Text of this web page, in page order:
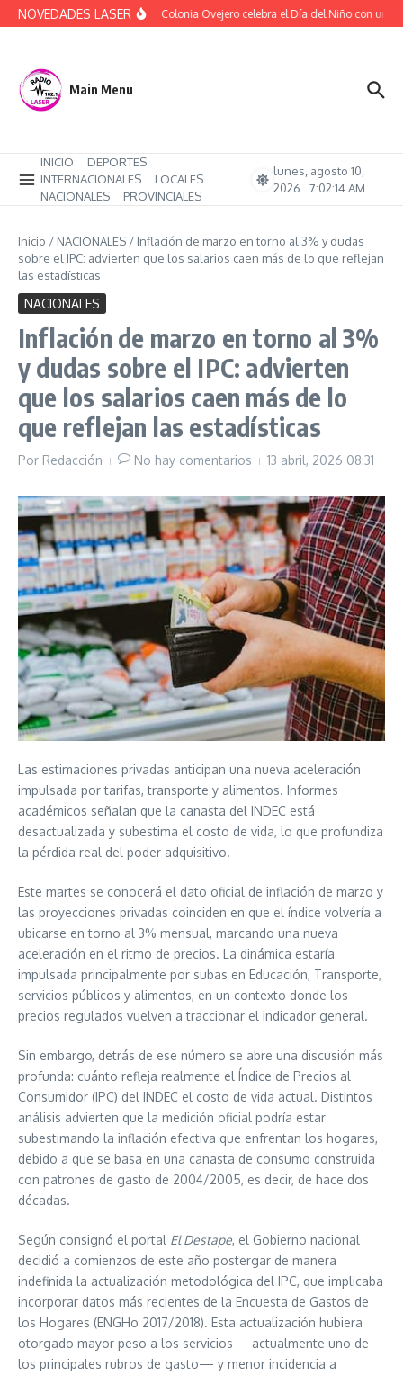
Saltar al contenido
NOVEDADES LASER(Audio) Colonia Ovejero celebra el Día del Niño con una
Main Menu
INICIO
DEPORTES
INTERNACIONALES
LOCALES
NACIONALES
PROVINCIALES
lunes, agosto 10,
2026
7:02:15 AM
Inicio / NACIONALES / Inflación de marzo en torno al 3% y dudas
sobre el IPC: advierten que los salarios caen más de lo que reflejan
las estadísticas
NACIONALES
Inflación de marzo en torno al 3%
y dudas sobre el IPC: advierten
que los salarios caen más de lo
que reflejan las estadísticas
Por Redacción No hay comentarios 13 abril, 2026 08:31
Las estimaciones privadas anticipan una nueva aceleración
impulsada por tarifas, transporte y alimentos. Informes
académicos señalan que la canasta del INDEC está
desactualizada y subestima el costo de vida, lo que profundiza
la pérdida real del poder adquisitivo.
Este martes se conocerá el dato oficial de inflación de marzo y
las proyecciones privadas coinciden en que el índice volvería a
ubicarse en torno al 3% mensual, marcando una nueva
aceleración en el ritmo de precios. La dinámica estaría
impulsada principalmente por subas en Educación, Transporte,
servicios públicos y alimentos, en un contexto donde los
precios regulados vuelven a traccionar el indicador general.
Sin embargo, detrás de ese número se abre una discusión más
profunda: cuánto refleja realmente el Índice de Precios al
Consumidor (IPC) del INDEC el costo de vida actual. Distintos
análisis advierten que la medición oficial podría estar
subestimando la inflación efectiva que enfrentan los hogares,
debido a que se basa en una canasta de consumo construida
con patrones de gasto de 2004/2005, es decir, de hace dos
décadas.
Según consignó el portal El Destape, el Gobierno nacional
decidió a comienzos de este año postergar de manera
indefinida la actualización metodológica del IPC, que implicaba
incorporar datos más recientes de la Encuesta de Gastos de
los Hogares (ENGHo 2017/2018). Esta actualización hubiera
otorgado mayor peso a los servicios —actualmente uno de
los principales rubros de gasto— y menor incidencia a